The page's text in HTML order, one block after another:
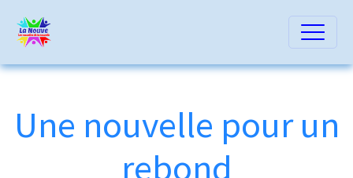
Une nouvelle pour un
rebond